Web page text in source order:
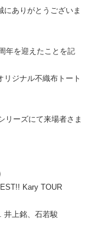
にありがとうございま
年を迎えたことを記
ジナル不織布トート
リーズにて来場者さま
Kary TOUR
上銘、石若駿